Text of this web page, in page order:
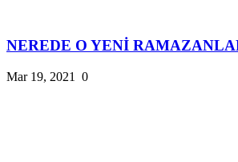
NEREDE O YENİ
Mar 19, 2021 0